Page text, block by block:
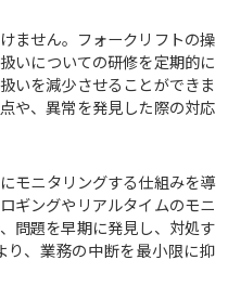
ません。フォークリフトの操
いについての研修を定期的に
いを減少させることができま
や、異常を発見した際の対応
モニタリングする仕組みを導
ギングやリアルタイムのモニ
問題を早期に発見し、対処す
り、業務の中断を最小限に抑